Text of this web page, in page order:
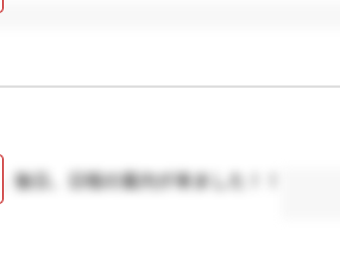
日、日程の案内が来ました！！